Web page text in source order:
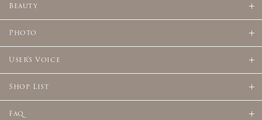
Beauty
Photo
User's Voice
Shop List
Faq